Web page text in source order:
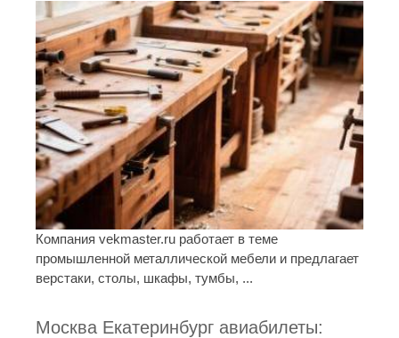
Компания vekmaster.ru работает в теме
промышленной металлической мебели и предлагает
верстаки, столы, шкафы, тумбы, ...
Москва Екатеринбург авиабилеты: